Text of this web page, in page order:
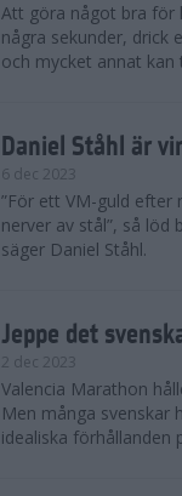
Att göra något bra för
några sekunder, drick
och mycket annat kan
Daniel Ståhl är
6 dec 2023
”För ett VM-guld
nerver av stål”, så löd
säger Daniel Ståhl.
Jeppe det
2 dec 2023
Valencia Marathon
Men många svenskar
idealiska förhållanden